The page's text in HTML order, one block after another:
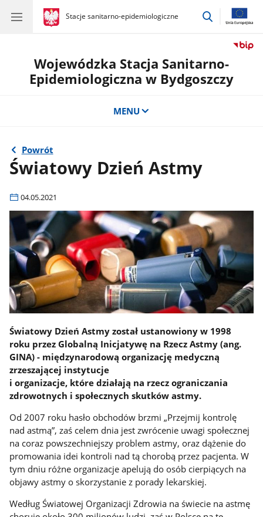
gov.pl
Stacje sanitarno-epidemiologiczne
gov.pl
Stacje
przejdź
Wojewódzka Stacja Sanitarno-
Epidemiologiczna w Bydgoszczy
MENU
Powrót
Światowy Dzień Astmy
04.05.2021
Światowy Dzień Astmy został ustanowiony w 1998
roku przez Globalną Inicjatywę na Rzecz Astmy (ang.
GINA) - międzynarodową organizację medyczną
zrzeszającej instytucje
i organizacje, które działają na rzecz ograniczania
zdrowotnych i społecznych skutków astmy.
Od 2007 roku hasło obchodów brzmi „Przejmij kontrolę
nad astmą”, zaś celem dnia jest zwrócenie uwagi społecznej
na coraz powszechniejszy problem astmy, oraz dążenie do
promowania idei kontroli nad tą chorobą przez pacjenta. W
tym dniu różne organizacje apelują do osób cierpiących na
objawy astmy o skorzystanie z porady lekarskiej.
Według Światowej Organizacji Zdrowia na świecie na astmę